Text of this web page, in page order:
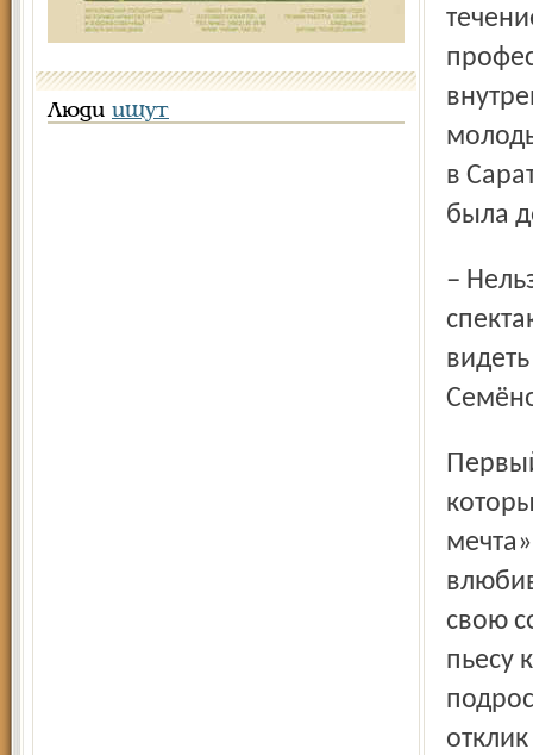
Люди ищут
в
была
– Нельзя забывать, что молодой зритель хочет ходить на
Первый спектакль, а вернее – монолог одного актёра, с
свою
пьесу